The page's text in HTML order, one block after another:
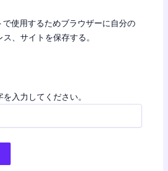
で使用するためブラウザーに自分の
、サイトを保存する。
入力してください。